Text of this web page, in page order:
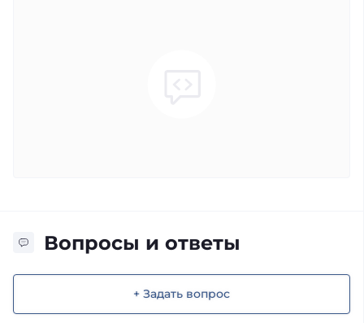
Вопросы и ответы
+ Задать вопрос